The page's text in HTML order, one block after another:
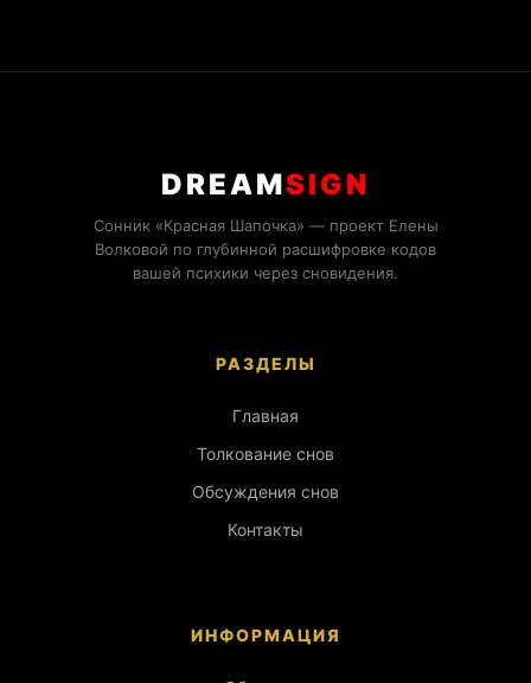
DREAMSIGN
Сонник «Красная Шапочка» — проект Елены
Волковой по глубинной расшифровке кодов
вашей психики через сновидения.
РАЗДЕЛЫ
Главная
Толкование снов
Обсуждения снов
Контакты
ИНФОРМАЦИЯ